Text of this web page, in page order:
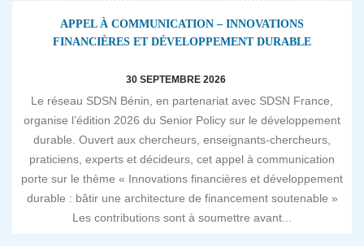
APPEL À COMMUNICATION – INNOVATIONS
FINANCIÈRES ET DÉVELOPPEMENT DURABLE
30 SEPTEMBRE 2026
Le réseau SDSN Bénin, en partenariat avec SDSN France,
organise l’édition 2026 du Senior Policy sur le développement
durable. Ouvert aux chercheurs, enseignants-chercheurs,
praticiens, experts et décideurs, cet appel à communication
porte sur le thème « Innovations financières et développement
durable : bâtir une architecture de financement soutenable »
Les contributions sont à soumettre avant...